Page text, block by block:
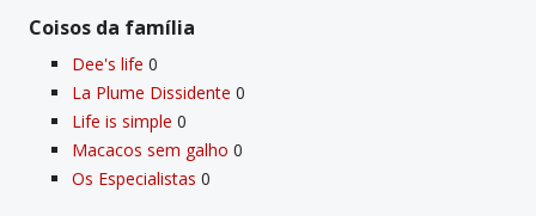
Coisos da famí­lia
Dee's life 0
La Plume Dissidente 0
Life is simple 0
Macacos sem galho 0
Os Especialistas 0